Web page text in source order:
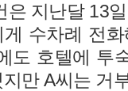
은 지난달 13
게 수차례 전
도 호텔에 투
만 A씨는 거